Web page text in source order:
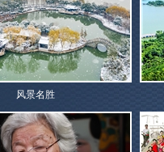
风景名胜